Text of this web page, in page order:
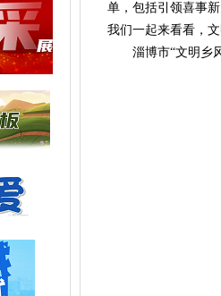
单，包括引领喜事
我们一起来看看，
淄博市“文明乡